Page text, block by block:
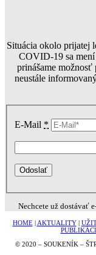
Situácia okolo prijatej
COVID-19 sa
prinášame
neustále
E-Mail *
Nechcete už dostávať
HOME| AKTUALITY|
© 2020 – SOUKENÍK –